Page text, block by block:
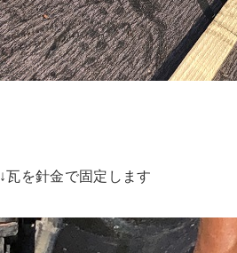
↓瓦を針金で固定します